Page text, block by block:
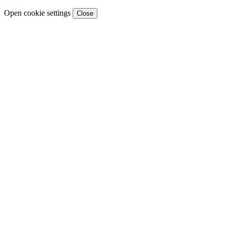
Open cookie settings Close